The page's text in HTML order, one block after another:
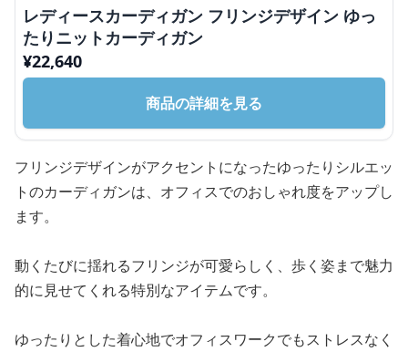
レディースカーディガン フリンジデザイン ゆっ
たりニットカーディガン
¥22,640
商品の詳細を見る
フリンジデザインがアクセントになったゆったりシルエッ
トのカーディガンは、オフィスでのおしゃれ度をアップし
ます。
動くたびに揺れるフリンジが可愛らしく、歩く姿まで魅力
的に見せてくれる特別なアイテムです。
ゆったりとした着心地でオフィスワークでもストレスなく